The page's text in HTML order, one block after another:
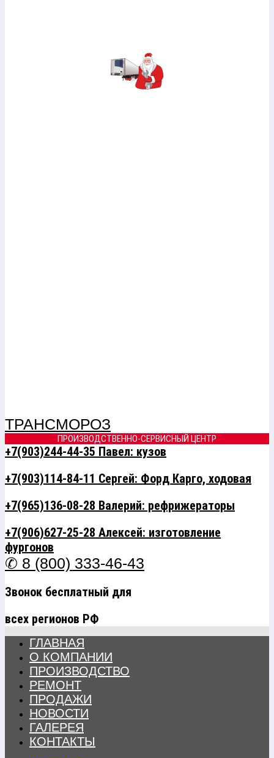
ТРАНСМОРОЗ
ПРОИЗВОДСТВЕННО-СЕРВИСНЫЙ ЦЕНТР
+7(903)244-44-35 Павел: кузов
+7(903)114-84-11 Сергей: Форд Карго, ходовая
+7(965)136-08-28 Валерий: рефрижераторы
+7(906)627-25-28 Алексей: изготовление
фургонов
✆ 8 (800) 333-46-43
Звонок бесплатный для
всех регионов РФ
ГЛАВНАЯ
О КОМПАНИИ
ПРОИЗВОДСТВО
РЕМОНТ
ПРОДАЖИ
НОВОСТИ
ГАЛЕРЕЯ
КОНТАКТЫ